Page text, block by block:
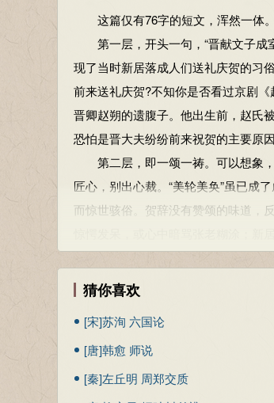
歌于斯：在这里祭祀时奏乐唱诗。歌
哭于斯：死丧哭泣在这屋里。哭，指
聚国族：聚，聚会。国，国宾。族，
武：赵武自称。
全要领：免于斩戮之刑。要，通“腰”
先大夫：自称已故的祖、父。赵氏自
九京：当作“九原”。晋国卿大夫的墓
北面：面向北。古代堂礼，长辈面南
再拜：拱手礼两次。稽（qǐ）首：叩头
善：擅长。
本节内容由匿名网友上传，原作者已
这篇仅有76字的短文，浑然一体。
第一层，开头一句，“晋献文子成
现了当时新居落成人们送礼庆贺的习
前来送礼庆贺?不知你是否看过京剧
晋卿赵朔的遗腹子。他出生前，赵氏
恐怕是晋大夫纷纷前来祝贺的主要原因
第二层，即一颂一祷。可以想象，
匠心，别出心裁。“美轮美奂”虽已成
而惊世骇俗。贺辞没有赞颂的味道，
惊愕发呆，或心中暗骂张老糊涂；
祷不再发生刑戮之祸。祝辞与答辞都
赵氏是嬴姓的一个分支，从晋文侯
子时，已成为专国政的重臣。据《史
国司寇屠岸贾勾结诸将军构罪族灭赵
的“赵氏孤儿”。15年后，赵武得到
猜你喜欢
[宋]苏洵 六国论
[唐]韩愈 师说
[秦]左丘明 周郑交质